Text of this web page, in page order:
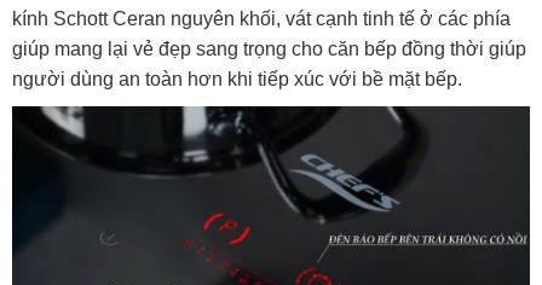
kính Schott Ceran nguyên khối, vát cạnh tinh tế ở các phía
giúp mang lại vẻ đẹp sang trọng cho căn bếp đồng thời giúp
người dùng an toàn hơn khi tiếp xúc với bề mặt bếp.